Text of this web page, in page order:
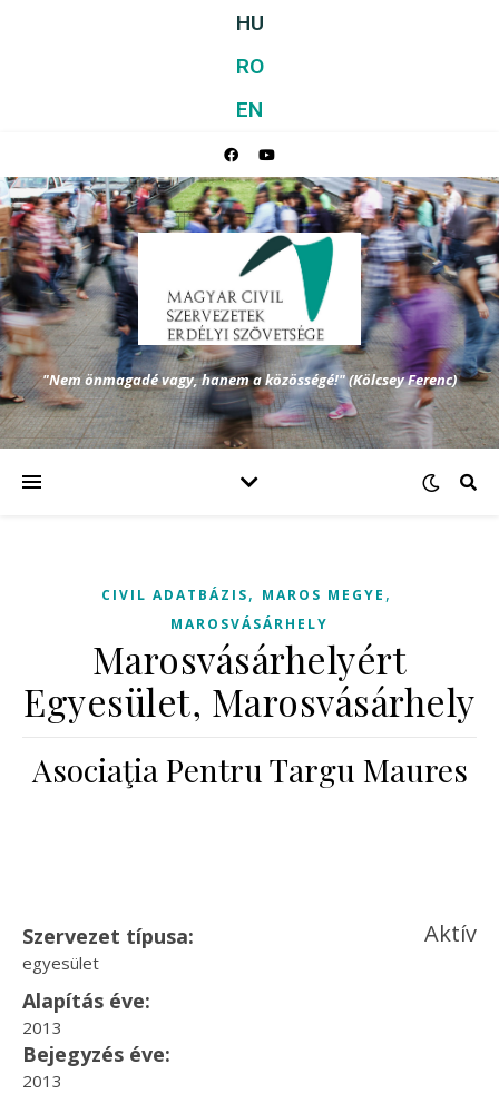
HU
RO
EN
"Nem önmagadé vagy, hanem a közösségé!" (Kölcsey Ferenc)
CIVIL ADATBÁZIS, MAROS MEGYE ,
MAROSVÁSÁRHELY
Marosvásárhelyért
Egyesület, Marosvásárhely
Asociaţia Pentru Targu Maures
Szervezet típusa:
egyesület
Aktív
Alapítás éve:
2013
Bejegyzés éve:
2013